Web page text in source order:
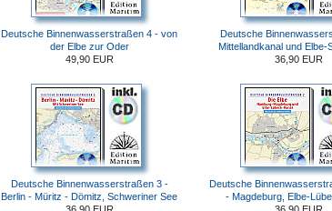
Deutsche Binnenwasserstraßen 4 - von
der Elbe zur Oder
49,90 EUR
Deutsche
Mittellandkanal und Elbe-
36,90 EUR
Deutsche Binnenwasserstraßen 3 -
Berlin - Müritz - Dömitz, Schweriner See
Deutsche
- Magdeburg, Elbe-